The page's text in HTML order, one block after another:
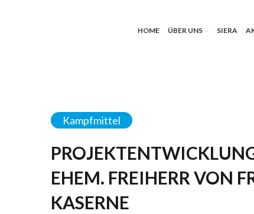
HOME ÜBER UNS SIERA
Kampfmittel
EHEM. FREIHERR VON
KASERNE